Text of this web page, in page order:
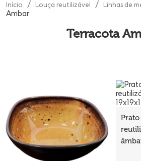
Início Louça reutilizável Linhas de
Ambar
Terracota